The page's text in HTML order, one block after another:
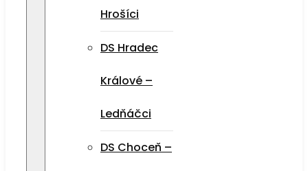
Hrošíci
DS Hradec
Králové –
Ledňáčci
DS Choceň –